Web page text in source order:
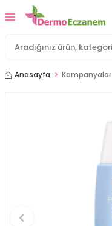
Anasayfa Kampanyalar